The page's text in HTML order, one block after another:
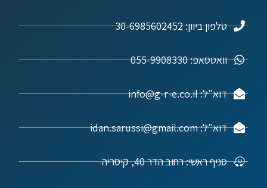
טלפון ביוון: 30-6985602452
וואטסאפ: 055-9908330
דוא"ל: info@g-r-e.co.il
דוא"ל: idan.sarussi@gmail.com
סניף ראשי: רחוב הדר 40, קיסריה